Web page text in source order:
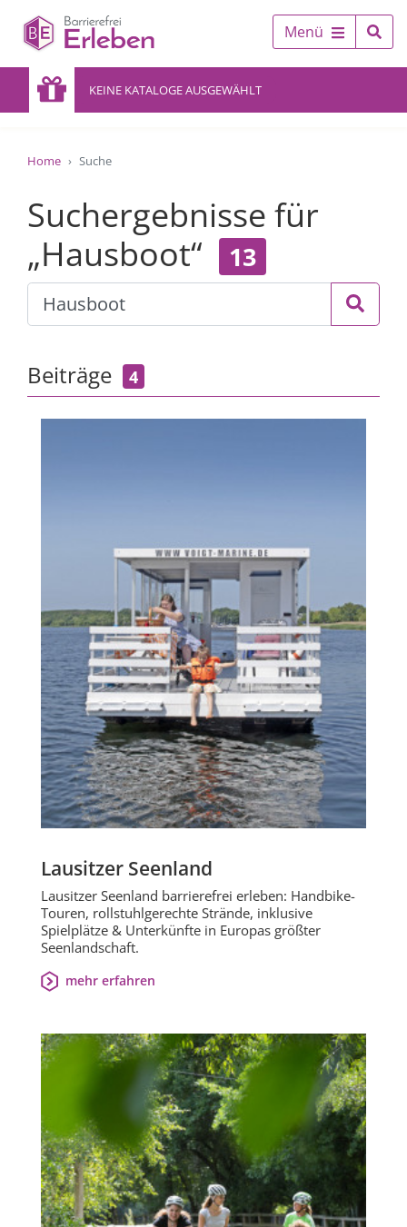
Menü
KEINE KATALOGE AUSGEWÄHLT
Home Suche
Suchergebnisse für
„Hausboot“
13
Beiträge 4
Lausitzer Seenland
Lausitzer Seenland barrierefrei erleben: Handbike-
Touren, rollstuhlgerechte Strände, inklusive
Spielplätze & Unterkünfte in Europas größter
Seenlandschaft.
mehr erfahren